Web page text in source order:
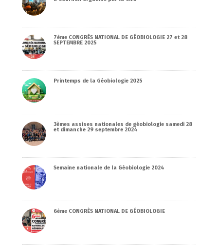
7ème CONGRÈS NATIONAL DE GÉOBIOLOGIE 27 et 28
SEPTEMBRE 2025
Printemps de la Géobiologie 2025
3èmes assises nationales de géobiologie samedi 28
et dimanche 29 septembre 2024
Semaine nationale de la Géobiologie 2024
6ème CONGRÈS NATIONAL DE GÉOBIOLOGIE